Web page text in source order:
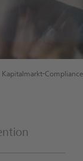
Kapitalmarkt-Compliance